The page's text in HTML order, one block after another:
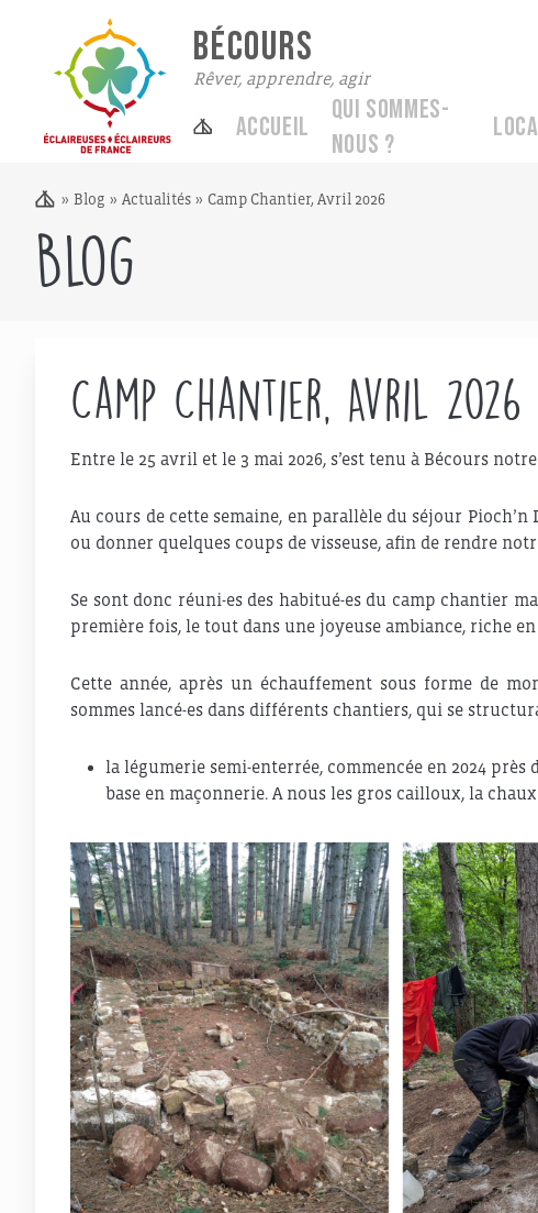
BÉCOURS
Rêver, apprendre, agir
Accueil
Qui sommes-
nous ?
» Blog » Actualités » Camp Chantier, Avril 2026
Blog
Camp Chantier, Avril 2026
Entre le 25 avril et le 3 mai 2026, s’est tenu à Bécours
Au cours de cette semaine, en parallèle du séjour
ou donner quelques coups de visseuse, afin de rendre
Se sont donc réuni-es des habitué-es du camp chantier
première fois, le tout dans une joyeuse ambiance, riche
Cette année, après un échauffement sous forme de
sommes lancé-es dans différents chantiers, qui se
la légumerie semi-enterrée, commencée en 2024
base en maçonnerie. A nous les gros cailloux, la